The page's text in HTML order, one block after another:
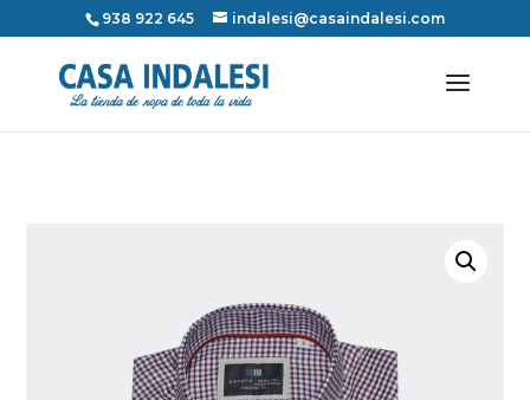
938 922 645 indalesi@casaindalesi.com